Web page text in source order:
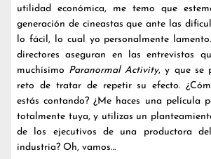
utilidad económica, me temo que
generación de cineastas que ante las
lo fácil, lo cual yo personalmente
directores aseguran en las entrevistas
muchísimo Paranormal Activity, y que se
reto de tratar de repetir su efecto.
estás contando? ¿Me haces una película
totalmente tuya, y utilizas un
de los ejecutivos de una productora
industria? Oh, vamos…